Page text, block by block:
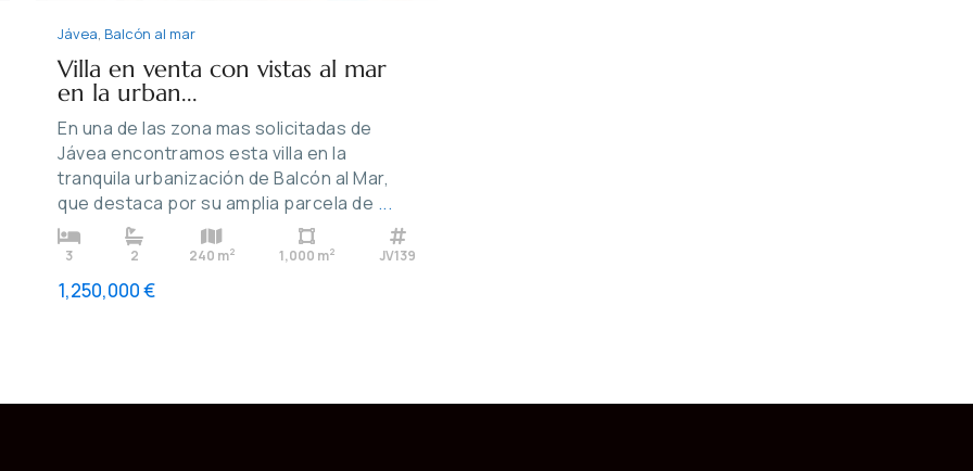
Jávea Balcón al mar
Villa en venta con vistas al mar
en la urban...
En una de las zona mas solicitadas de
Jávea encontramos esta villa en la
tranquila urbanización de Balcón al Mar,
que destaca por su amplia parcela de ...
3 2 240 m2 1,000 m2 JV139
1,250,000 €